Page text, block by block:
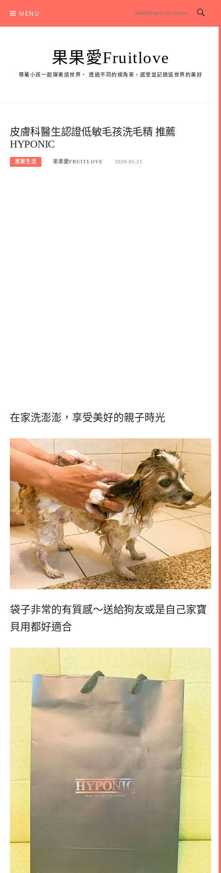
content
MENU
果果愛Fruitlove
帶著小孩一起探索這世界， 透過不同的視角來，感受並記錄這世界的美好
皮膚科醫生認證低敏毛孩洗毛精 推薦
HYPONIC
居家生活 果果愛FRUITLOVE 2020-05-21
在家洗澎澎，享受美好的親子時光
袋子非常的有質感～送給狗友或是自己家寶
貝用都好適合